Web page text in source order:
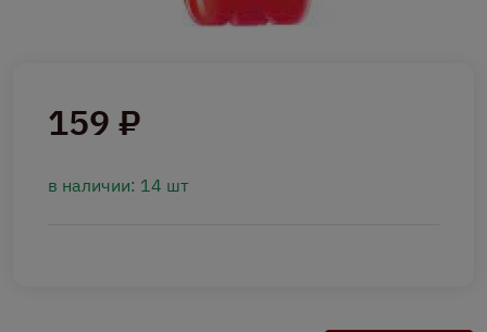
159 ₽
в наличии: 14 шт